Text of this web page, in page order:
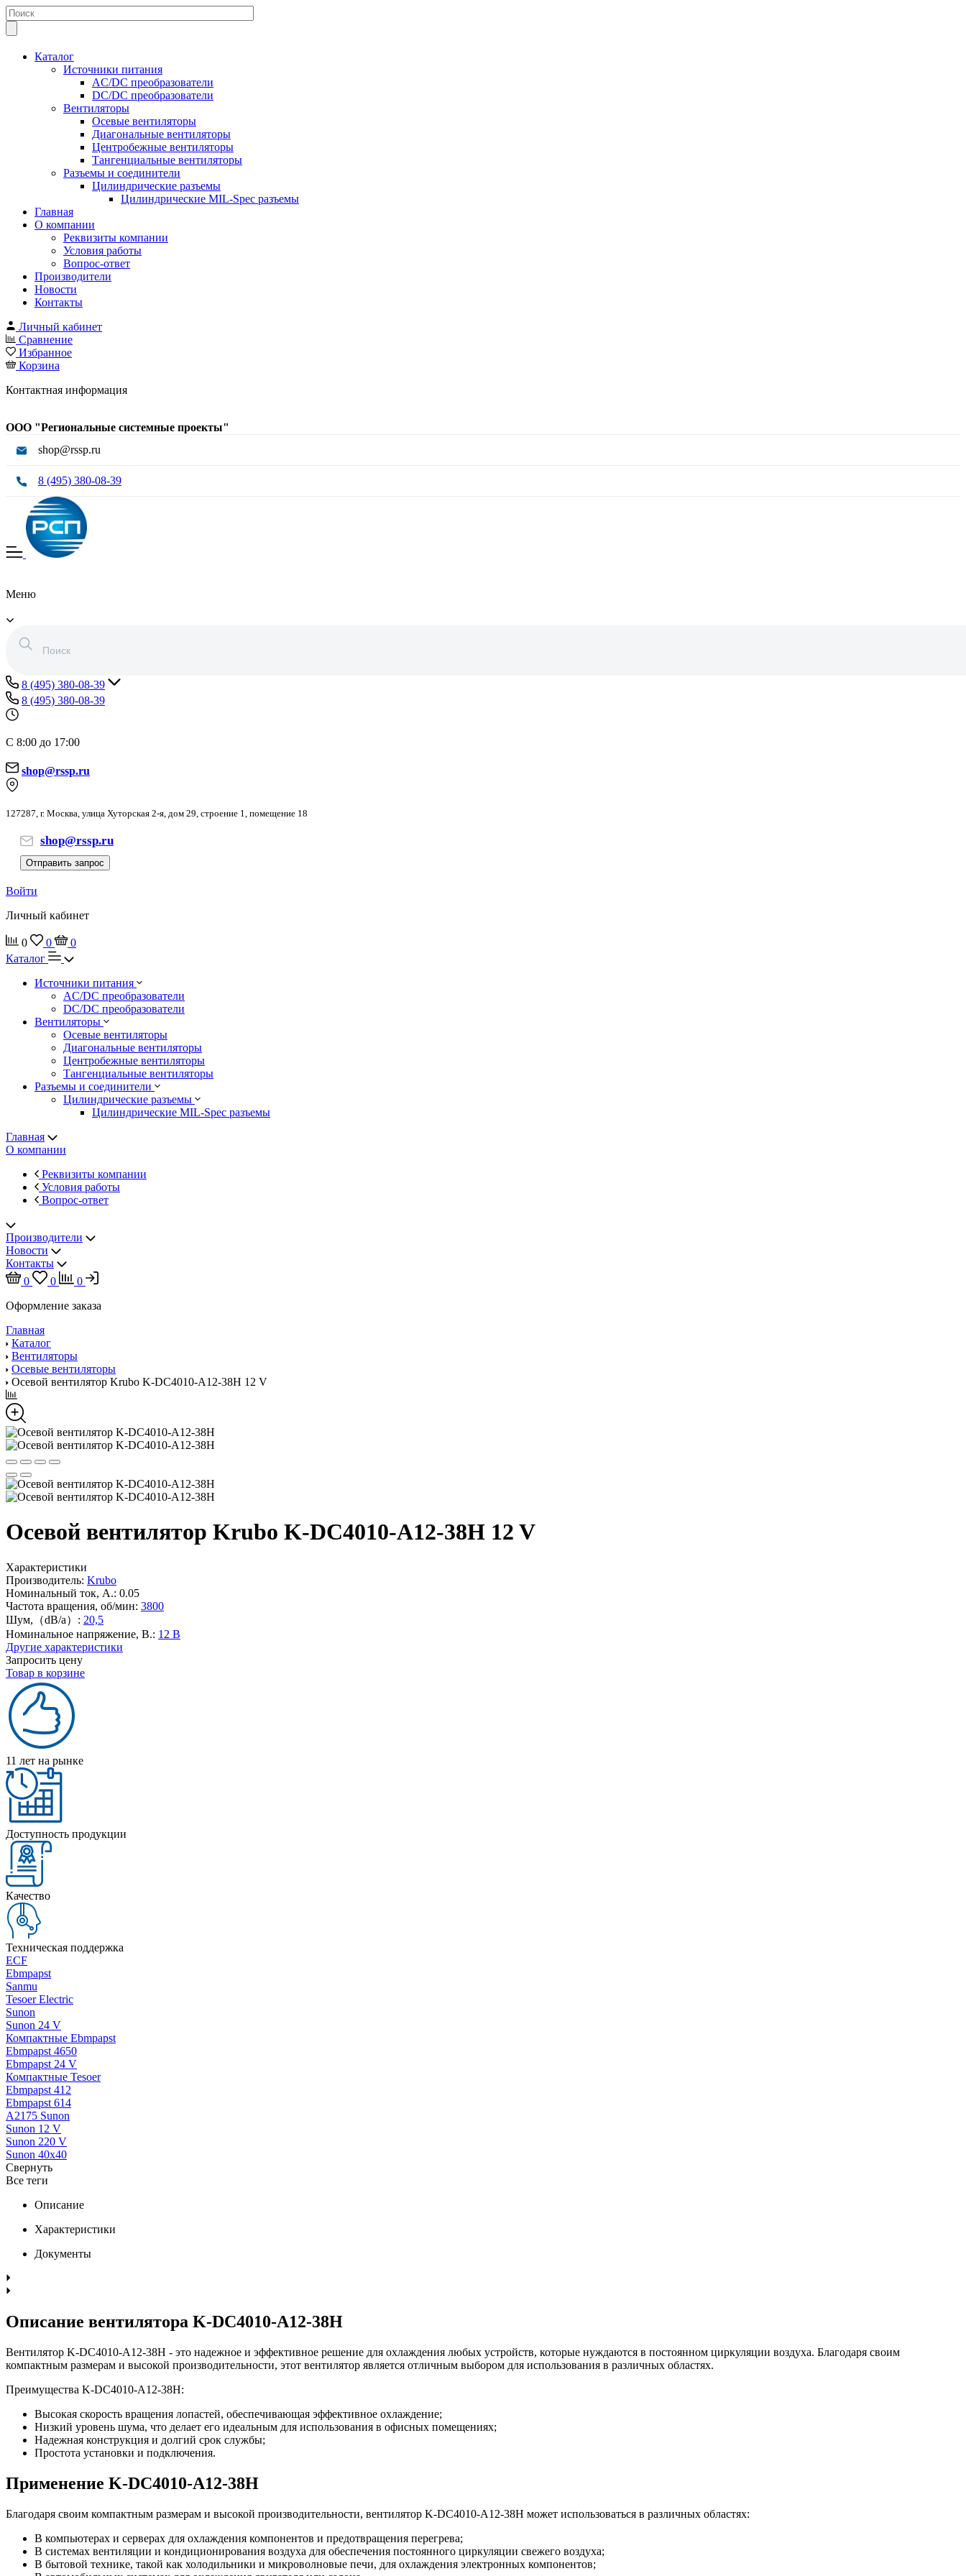
Каталог
Источники питания
AC/DC преобразователи
DC/DC преобразователи
Вентиляторы
Осевые вентиляторы
Диагональные вентиляторы
Центробежные вентиляторы
Тангенциальные вентиляторы
Разъемы и соединители
Цилиндрические разъемы
Цилиндрические MIL-Spec разъемы
Главная
О компании
Реквизиты компании
Условия работы
Вопрос-ответ
Производители
Новости
Контакты
Личный кабинет
Сравнение
Избранное
Корзина
Контактная информация
ООО "Региональные системные проекты"
shop@rssp.ru
8 (495) 380-08-39
Меню
8 (495) 380-08-39
8 (495) 380-08-39
С 8:00 до 17:00
shop@rssp.ru
127287, г. Москва, улица Хуторская 2-я, дом 29, строение 1, помещение 18
shop@rssp.ru
Отправить запрос
Войти
Личный кабинет
0 0
0
Каталог
Источники питания
AC/DC преобразователи
DC/DC преобразователи
Вентиляторы
Осевые вентиляторы
Диагональные вентиляторы
Центробежные вентиляторы
Тангенциальные вентиляторы
Разъемы и соединители
Цилиндрические разъемы
Цилиндрические MIL-Spec разъемы
Главная
О компании
Реквизиты компании
Условия работы
Вопрос-ответ
Производители
Новости
Контакты
0
0
0
Оформление заказа
Главная
Каталог
Вентиляторы
Осевые вентиляторы
Осевой вентилятор Krubo K-DC4010-A12-38H 12 V
Осевой вентилятор Krubo K-DC4010-A12-38H 12 V
Характеристики
Производитель: Krubo
Номинальный ток, А.: 0.05
Частота вращения, об/мин: 3800
Шум,（dB/a）: 20,5
Номинальное напряжение, В.: 12 В
Другие характеристики
Запросить цену
Товар в корзине
11 лет на рынке
Доступность продукции
Качество
Техническая поддержка
ECF
Ebmpapst
Sanmu
Tesoer Electric
Sunon
Sunon 24 V
Компактные Ebmpapst
Ebmpapst 4650
Ebmpapst 24 V
Компактные Tesoer
Ebmpapst 412
Ebmpapst 614
A2175 Sunon
Sunon 12 V
Sunon 220 V
Sunon 40x40
Свернуть
Все теги
Описание
Характеристики
Документы
Описание вентилятора K-DC4010-A12-38H
Вентилятор K-DC4010-A12-38H - это надежное и эффективное решение для охлаждения любых устройств, которые нуждаются в постоянном циркуляции воздуха. Благодаря своим
компактным размерам и высокой производительности, этот вентилятор является отличным выбором для использования в различных областях.
Преимущества K-DC4010-A12-38H:
Высокая скорость вращения лопастей, обеспечивающая эффективное охлаждение;
Низкий уровень шума, что делает его идеальным для использования в офисных помещениях;
Надежная конструкция и долгий срок службы;
Простота установки и подключения.
Применение K-DC4010-A12-38H
Благодаря своим компактным размерам и высокой производительности, вентилятор K-DC4010-A12-38H может использоваться в различных областях:
В компьютерах и серверах для охлаждения компонентов и предотвращения перегрева;
В системах вентиляции и кондиционирования воздуха для обеспечения постоянного циркуляции свежего воздуха;
В бытовой технике, такой как холодильники и микроволновые печи, для охлаждения электронных компонентов;